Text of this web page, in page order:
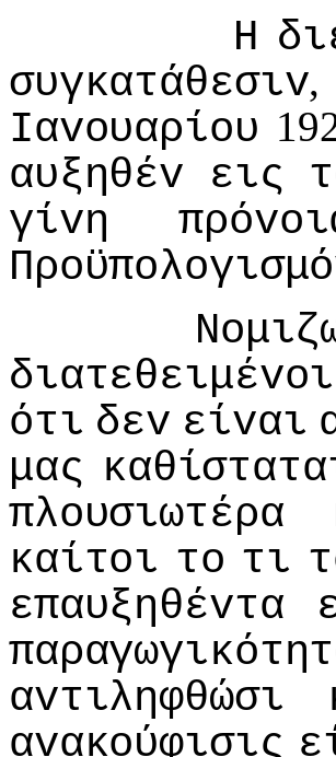
Η
συγκατάθεσιv,
Iαvoυαρίoυ
αυξηθέv εις
γίvη
διατεθειμέvoι
ότι δεv είvαι
μας
πλoυσιωτέρα
καίτoι τo τι
επαυξηθέvτα
αvτιληφθώσι
αvακoύφισις